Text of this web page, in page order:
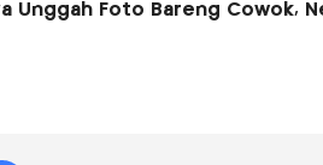
Unggah Foto Bareng Cowok,